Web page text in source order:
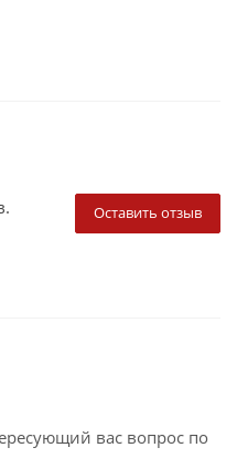
Оставить отзыв
вас вопрос по